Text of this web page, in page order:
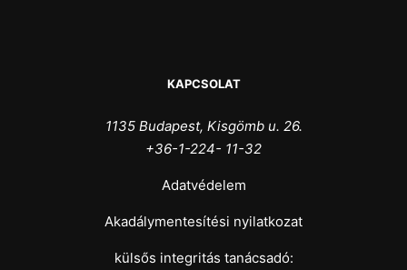
KAPCSOLAT
1135 Budapest, Kisgömb u. 26.
+36-1-224- 11-32
Adatvédelem
Akadálymentesítési nyilatkozat
külsős integritás tanácsadó: